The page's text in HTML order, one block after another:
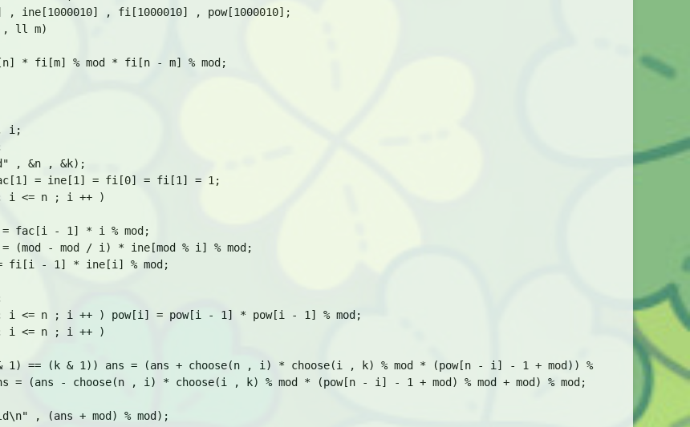
, ine[1000010] , fi[1000010] , pow[1000010];
, ll m)
* fi[m] % mod * fi[n - m] % mod;
i;
, &n , &k);
= ine[1] = fi[0] = fi[1] = 1;
i <= n ; i ++ )
fac[i - 1] * i % mod;
(mod - mod / i) * ine[mod % i] % mod;
fi[i - 1] * ine[i] % mod;
i <= n ; i ++ ) pow[i] = pow[i - 1] * pow[i - 1] % mod;
i <= n ; i ++ )
1) == (k & 1)) ans = (ans + choose(n , i) * choose(i , k) % mod * (pow[n - i] - 1 + mod)) % mod;
= (ans - choose(n , i) * choose(i , k) % mod * (pow[n - i] - 1 + mod) % mod + mod) % mod;
, (ans + mod) % mod);